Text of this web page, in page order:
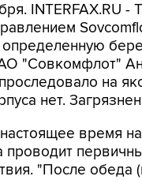
INTERFAX.RU -
определенную
"Совкомфлот"
на
нет.
время
"После обеда